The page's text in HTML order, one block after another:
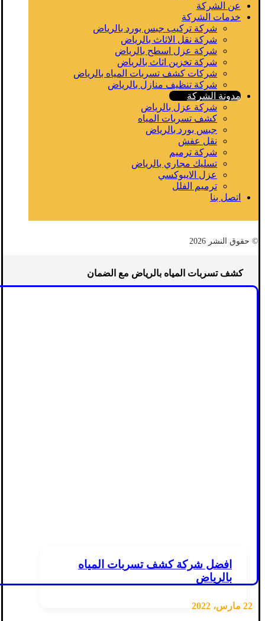
عن الشركة
خدمات الشركة
شركة تركيب جبس بورد بالرياض
شركة نقل الاثاث بالرياض
شركة عزل اسطح بالرياض
شركة تخزين اثاث بالرياض
شركات كشف تسربات المياه بالرياض
شركة تنظيف منازل بالرياض
مدونة الشركة
شركة عزل بالرياض
كشف تسربات المياه
جبس بورد بالرياض
نقل عفش
شركة ترميم
تسليك مجاري بالرياض
عزل الايبوكسي
ترميم الفلل
اتصل بنا
© حقوق النشر 2026
كشف تسربات المياه بالرياض مع الضمان
افضل شركة كشف تسربات المياه
بالرياض
22 مارس، 2022